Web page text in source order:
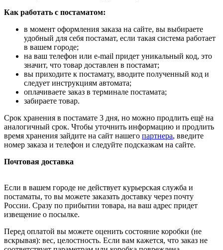
Как работать с постаматом:
в момент оформления заказа на сайте, вы выбираете
удобный для себя постамат, если такая система работает
в вашем городе;
на ваш телефон или e-mail придет уникальный код, это
значит, что товар доставлен в постамат;
вы приходите к постамату, вводите полученный код и
следует инструкциям автомата;
оплачиваете заказ в терминале постамата;
забираете товар.
Срок хранения в постамате 3 дня, но можно продлить ещё на
аналогичный срок. Чтобы уточнить информацию и продлить
время хранения зайдите на сайт нашего партнера, введите
номер заказа и телефон и следуйте подсказкам на сайте.
Почтовая доставка
Если в вашем городе не действует курьерская служба и
постаматы, то вы можете заказать доставку через почту
России. Сразу по прибытии товара, на ваш адрес придет
извещение о посылке.
Перед оплатой вы можете оценить состояние коробки (не
вскрывая): вес, целостность. Если вам кажется, что заказ не